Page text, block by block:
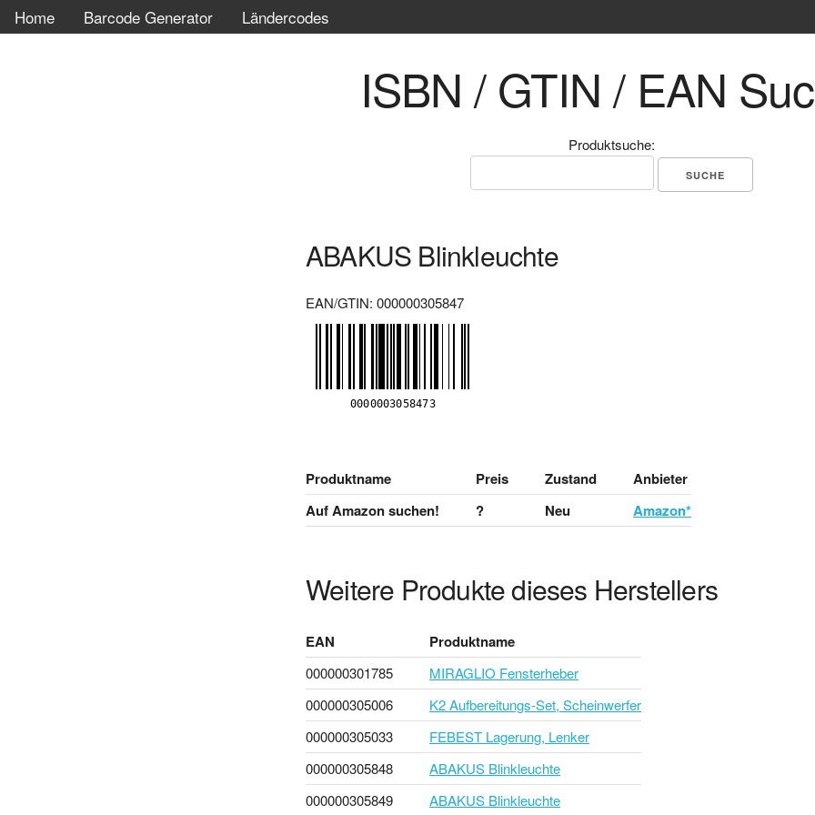
Home Barcode Generator Ländercodes
ISBN / GTIN / EAN
Produktsuche:
ABAKUS Blinkleuchte
EAN/GTIN: 000000305847
Produktname Preis Zustand
Anbieter
Auf Amazon suchen!
? Neu Amazon*
Weitere Produkte dieses Herstellers
EAN Produktname
000000301785
MIRAGLIO Fensterheber
000000305006
K2 Aufbereitungs-Set, Scheinwerfer
000000305033
FEBEST Lagerung, Lenker
000000305848
ABAKUS Blinkleuchte
000000305849
ABAKUS Blinkleuchte